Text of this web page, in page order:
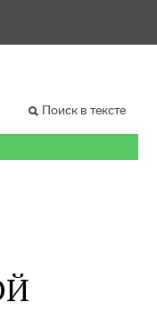
Поиск в тексте